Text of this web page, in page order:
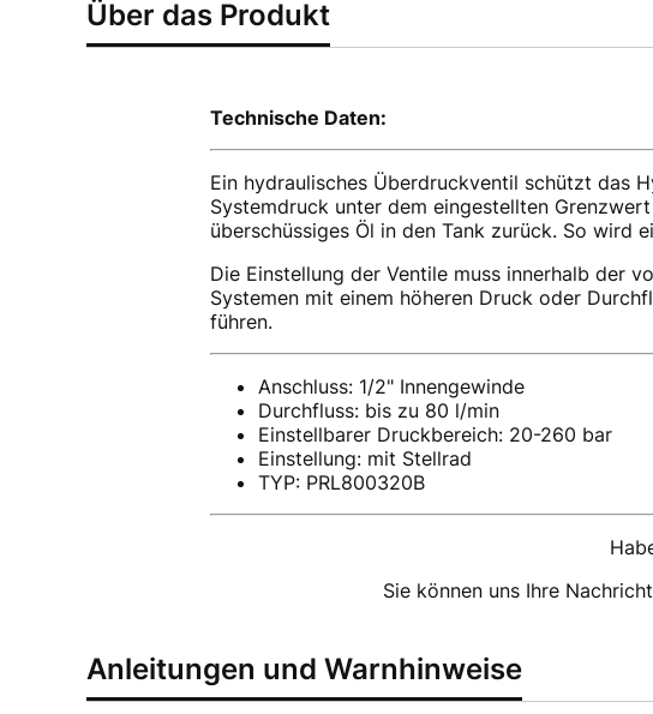
Über das Produkt
Technische Daten:
Ein hydraulisches Überdruckventil schützt das
Systemdruck unter dem eingestellten
überschüssiges Öl in den Tank zurück. So wird
Die Einstellung der Ventile muss innerhalb der
Systemen mit einem höheren Druck oder
führen.
Anschluss: 1/2" Innengewinde
Durchfluss: bis zu 80 l/min
Einstellbarer Druckbereich: 20-260 bar
Einstellung: mit Stellrad
TYP: PRL800320B
Sie können uns Ihre
Anleitungen und Warnhinweise